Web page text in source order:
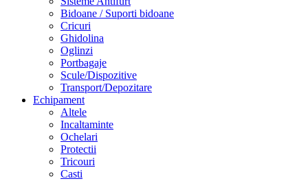
Bidoane / Suporti bidoane
Cricuri
Ghidolina
Oglinzi
Portbagaje
Scule/Dispozitive
Transport/Depozitare
Echipament
Altele
Incaltaminte
Ochelari
Protectii
Tricouri
Casti